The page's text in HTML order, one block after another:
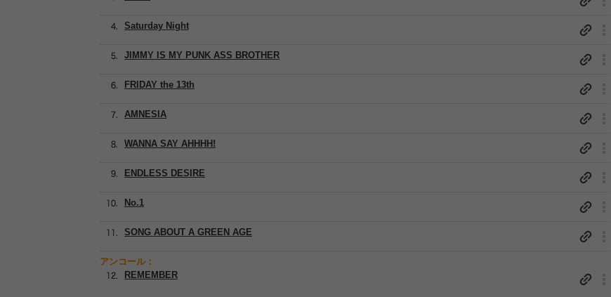
FRIDAY the 13th
ENDLESS DESIRE
Saturday Night
JIMMY IS MY PUNK ASS BROTHER
AMNESIA
WANNA SAY AHHHH!
No.1
SONG ABOUT A GREEN AGE
アンコール：
REMEMBER